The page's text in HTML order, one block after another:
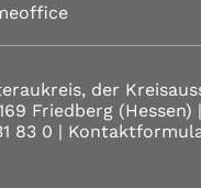
der
Friedberg (Hessen)
83 0 |